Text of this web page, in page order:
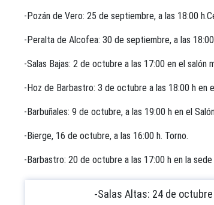
-Pozán de Vero: 25 de septiembre, a las 18:00
-Peralta de Alcofea: 30 de septiembre, a las
-Salas Bajas: 2 de octubre a las 17:00 en el salón
-Hoz de Barbastro: 3 de octubre a las 18:00 h en
-Barbuñales: 9 de octubre, a las 19:00 h en el
-Bierge, 16 de octubre, a las 16:00 h. Torno.
-Barbastro: 20 de octubre a las 17:00 h en la
-Salas Altas: 24 de